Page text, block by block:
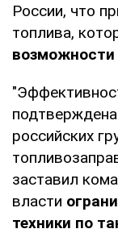
России, что
топлива,
возможности
российских
заставил
власти
техники по